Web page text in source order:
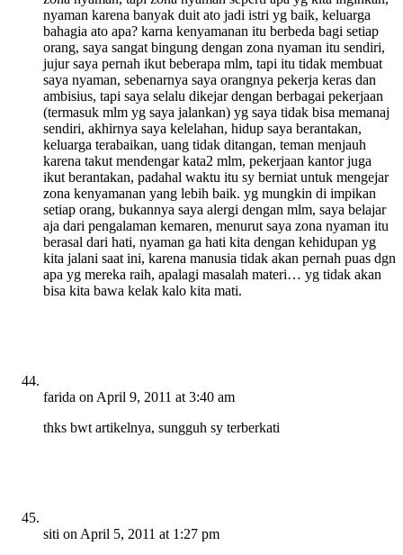
nyaman karena banyak duit ato jadi istri yg baik, keluarga
bahagia ato apa? karna kenyamanan itu berbeda bagi setiap
orang, saya sangat bingung dengan zona nyaman itu sendiri,
jujur saya pernah ikut beberapa mlm, tapi itu tidak membuat
saya nyaman, sebenarnya saya orangnya pekerja keras dan
ambisius, tapi saya selalu dikejar dengan berbagai pekerjaan
(termasuk mlm yg saya jalankan) yg saya tidak bisa memanaj
sendiri, akhirnya saya kelelahan, hidup saya berantakan,
keluarga terabaikan, uang tidak ditangan, teman menjauh
karena takut mendengar kata2 mlm, pekerjaan kantor juga
ikut berantakan, padahal waktu itu sy berniat untuk mengejar
zona kenyamanan yang lebih baik. yg mungkin di impikan
setiap orang, bukannya saya alergi dengan mlm, saya belajar
aja dari pengalaman kemaren, menurut saya zona nyaman itu
berasal dari hati, nyaman ga hati kita dengan kehidupan yg
kita jalani saat ini, karena manusia tidak akan pernah puas dgn
apa yg mereka raih, apalagi masalah materi… yg tidak akan
bisa kita bawa kelak kalo kita mati.
farida on April 9, 2011 at 3:40 am
thks bwt artikelnya, sungguh sy terberkati
siti on April 5, 2011 at 1:27 pm